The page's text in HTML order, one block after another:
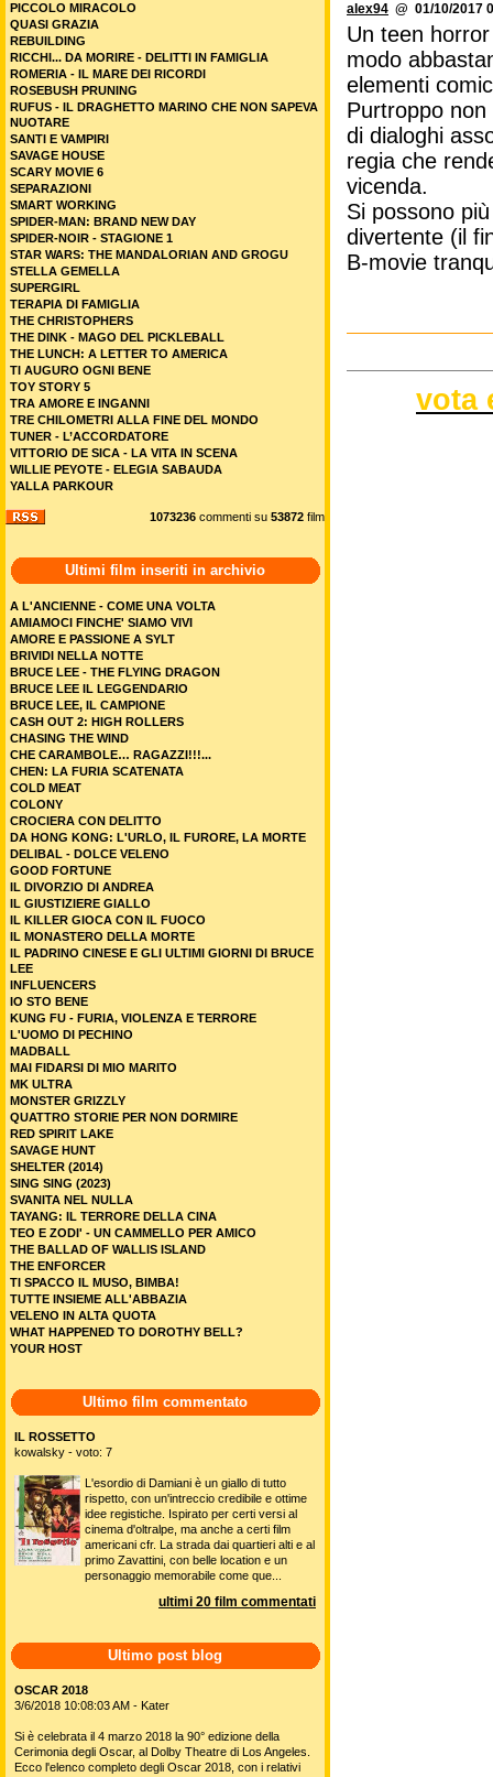
alex94 @ 01/10/2017
Un teen
modo
elementi
Purtroppo
di dialoghi
regia che
vicenda.
Si possono
divertente (il
B-movie
vota
PICCOLO MIRACOLO
QUASI GRAZIA
REBUILDING
RICCHI... DA MORIRE - DELITTI IN FAMIGLIA
ROMERIA - IL MARE DEI RICORDI
ROSEBUSH PRUNING
RUFUS - IL DRAGHETTO MARINO CHE NON SAPEVA
NUOTARE
SANTI E VAMPIRI
SAVAGE HOUSE
SCARY MOVIE 6
SEPARAZIONI
SMART WORKING
SPIDER-MAN: BRAND NEW DAY
SPIDER-NOIR - STAGIONE 1
STAR WARS: THE MANDALORIAN AND GROGU
STELLA GEMELLA
SUPERGIRL
TERAPIA DI FAMIGLIA
THE CHRISTOPHERS
THE DINK - MAGO DEL PICKLEBALL
THE LUNCH: A LETTER TO AMERICA
TI AUGURO OGNI BENE
TOY STORY 5
TRA AMORE E INGANNI
TRE CHILOMETRI ALLA FINE DEL MONDO
TUNER - L’ACCORDATORE
VITTORIO DE SICA - LA VITA IN SCENA
WILLIE PEYOTE - ELEGIA SABAUDA
YALLA PARKOUR
1073236 commenti su 53872 film
Ultimi film inseriti in archivio
A L'ANCIENNE - COME UNA VOLTA
AMIAMOCI FINCHE' SIAMO VIVI
AMORE E PASSIONE A SYLT
BRIVIDI NELLA NOTTE
BRUCE LEE - THE FLYING DRAGON
BRUCE LEE IL LEGGENDARIO
BRUCE LEE, IL CAMPIONE
CASH OUT 2: HIGH ROLLERS
CHASING THE WIND
CHE CARAMBOLE… RAGAZZI!!!...
CHEN: LA FURIA SCATENATA
COLD MEAT
COLONY
CROCIERA CON DELITTO
DA HONG KONG: L'URLO, IL FURORE, LA MORTE
DELIBAL - DOLCE VELENO
GOOD FORTUNE
IL DIVORZIO DI ANDREA
IL GIUSTIZIERE GIALLO
IL KILLER GIOCA CON IL FUOCO
IL MONASTERO DELLA MORTE
IL PADRINO CINESE E GLI ULTIMI GIORNI DI BRUCE
LEE
INFLUENCERS
IO STO BENE
KUNG FU - FURIA, VIOLENZA E TERRORE
L'UOMO DI PECHINO
MADBALL
MAI FIDARSI DI MIO MARITO
MK ULTRA
MONSTER GRIZZLY
QUATTRO STORIE PER NON DORMIRE
RED SPIRIT LAKE
SAVAGE HUNT
SHELTER (2014)
SING SING (2023)
SVANITA NEL NULLA
TAYANG: IL TERRORE DELLA CINA
TEO E ZODI' - UN CAMMELLO PER AMICO
THE BALLAD OF WALLIS ISLAND
THE ENFORCER
TI SPACCO IL MUSO, BIMBA!
TUTTE INSIEME ALL'ABBAZIA
VELENO IN ALTA QUOTA
WHAT HAPPENED TO DOROTHY BELL?
YOUR HOST
Ultimo film commentato
IL ROSSETTO
kowalsky - voto: 7
L'esordio di Damiani è un giallo di tutto
rispetto, con un'intreccio credibile e ottime
idee registiche. Ispirato per certi versi al
cinema d'oltralpe, ma anche a certi film
americani cfr. La strada dai quartieri alti e al
primo Zavattini, con belle location e un
personaggio memorabile come que...
ultimi 20 film commentati
Ultimo post blog
OSCAR 2018
3/6/2018 10:08:03 AM - Kater
Si è celebrata il 4 marzo 2018 la 90° edizione della
Cerimonia degli Oscar, al Dolby Theatre di Los Angeles.
Ecco l'elenco completo degli Oscar 2018, con i relativi